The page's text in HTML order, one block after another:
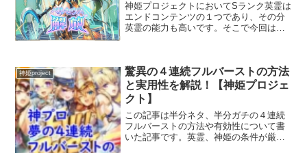
神姫プロジェクトにおいてSランク英霊は
エンドコンテンツの１つであり、その分
英霊の能力も高いです。そこで今回はそ
す。ガッツリやると２...
神姫project
驚異の４連続フルバーストの方法
と実用性を解説！【神姫プロジェ
クト】
この記事は半分ネタ、半分ガチの４連続
フルバーストの方法や有効性について書
いた記事です。英霊、神姫の条件が厳し